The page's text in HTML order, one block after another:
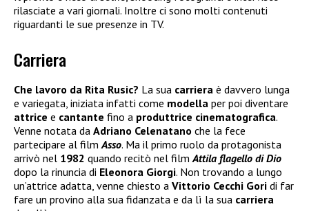
rilasciate a vari giornali. Inoltre ci sono molti contenuti
riguardanti le sue presenze in TV.
Carriera
Che lavoro da Rita Rusic? La sua carriera è davvero lunga
e variegata, iniziata infatti come modella per poi diventare
attrice e cantante fino a produttrice cinematografica.
Venne notata da Adriano Celenatano che la fece
partecipare al film Asso. Ma il primo ruolo da protagonista
arrivò nel 1982 quando recitò nel film Attila flagello di Dio
dopo la rinuncia di Eleonora Giorgi. Non trovando a lungo
un’attrice adatta, venne chiesto a Vittorio Cecchi Gori di far
fare un provino alla sua fidanzata e da lì la sua carriera